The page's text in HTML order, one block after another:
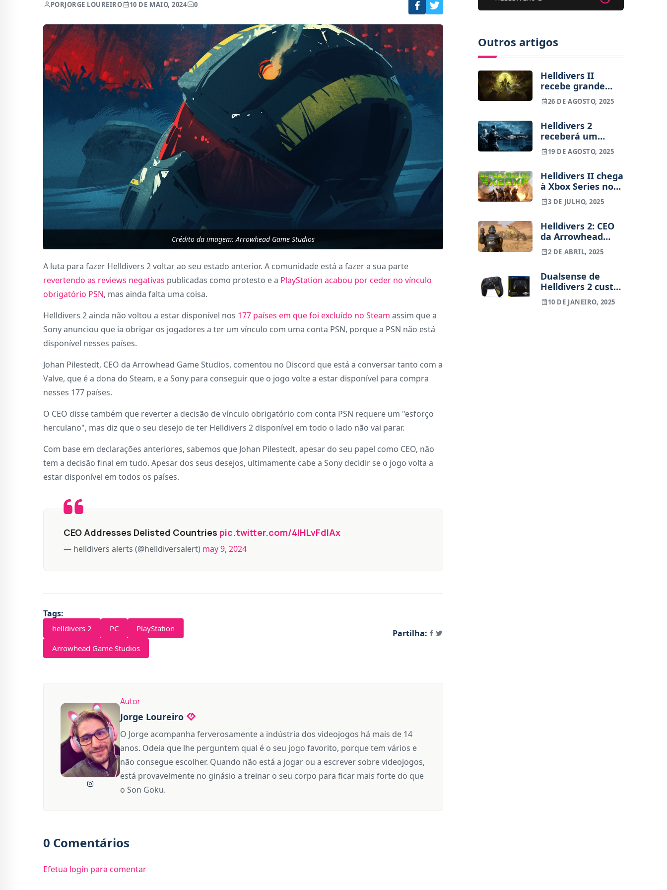
PORJORGE LOUREIRO 10 DE MAIO, 2024 0
Crédito da imagem: Arrowhead Game Studios
A luta para fazer Helldivers 2 voltar ao seu estado anterior. A comunidade está a fazer a sua parte
revertendo as reviews negativas publicadas como protesto e a PlayStation acabou por ceder no vínculo
obrigatório PSN, mas ainda falta uma coisa.
Helldivers 2 ainda não voltou a estar disponível nos 177 países em que foi excluído no Steam assim que a
Sony anunciou que ia obrigar os jogadores a ter um vínculo com uma conta PSN, porque a PSN não está
disponível nesses países.
Johan Pilestedt, CEO da Arrowhead Game Studios, comentou no Discord que está a conversar tanto com a
Valve, que é a dona do Steam, e a Sony para conseguir que o jogo volte a estar disponível para compra
nesses 177 países.
O CEO disse também que reverter a decisão de vínculo obrigatório com conta PSN requere um "esforço
herculano", mas diz que o seu desejo de ter Helldivers 2 disponível em todo o lado não vai parar.
Com base em declarações anteriores, sabemos que Johan Pilestedt, apesar do seu papel como CEO, não
tem a decisão final em tudo. Apesar dos seus desejos, ultimamente cabe a Sony decidir se o jogo volta a
estar disponível em todos os países.
CEO Addresses Delisted Countries pic.twitter.com/4lHLvFdIAx
— helldivers alerts (@helldiversalert) may 9, 2024
Tags:
helldivers 2 PC
PlayStation
Arrowhead Game Studios
Partilha:
Autor
Jorge Loureiro
O Jorge acompanha ferverosamente a indústria dos videojogos há mais de 14
anos. Odeia que lhe perguntem qual é o seu jogo favorito, porque tem vários e
não consegue escolher. Quando não está a jogar ou a escrever sobre videojogos,
está provavelmente no ginásio a treinar o seu corpo para ficar mais forte do que
o Son Goku.
0 Comentários
Efetua login para comentar
Outros artigos
Helldivers II
recebe grande
atualização em
setembro com
conteúdos
26 DE AGOSTO, 2025
Helldivers 2
receberá um
crossover com
Halo: ODST num
Warbond
19 DE AGOSTO, 2025
Helldivers II chega
à Xbox Series no
final do verão
3 DE JULHO, 2025
Helldivers 2: CEO
da Arrowhead
recorda a crise
que quase
2 DE ABRIL, 2025
Dualsense de
Helldivers 2 custa
84,99 euros;
reservas já
10 DE JANEIRO, 2025